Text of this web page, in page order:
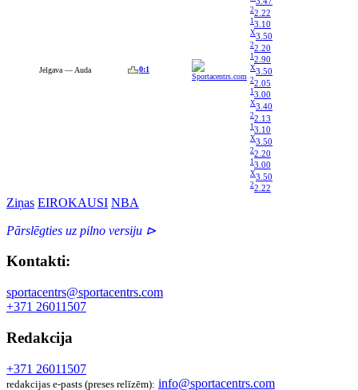
Jelgava — Auda 0:1
22.22
13.10
X3.50
22.20
12.90
X3.50
22.05
13.00
X3.40
22.13
13.10
X3.50
22.20
13.00
X3.50
22.22
Ziņas EIROKAUSI NBA
Pārslēgties uz pilno versiju ⊳
Kontakti:
sportacentrs@sportacentrs.com
+371 26011507
Redakcija
+371 26011507
redakcijas e-pasts (preses relīzēm): info@sportacentrs.com